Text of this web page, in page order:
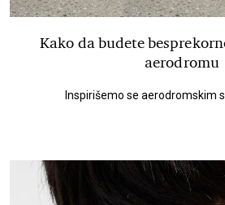
Kako da budete
aerodromu
Inspirišemo se aerodromskim